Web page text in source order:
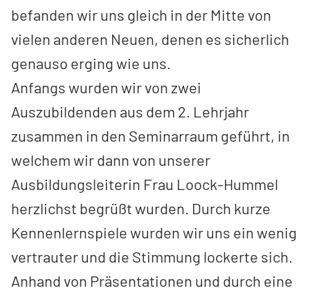
befanden wir uns gleich in der Mitte von
vielen anderen Neuen, denen es sicherlich
genauso erging wie uns.
Anfangs wurden wir von zwei
Auszubildenden aus dem 2. Lehrjahr
zusammen in den Seminarraum geführt, in
welchem wir dann von unserer
Ausbildungsleiterin Frau Loock-Hummel
herzlichst begrüßt wurden. Durch kurze
Kennenlernspiele wurden wir uns ein wenig
vertrauter und die Stimmung lockerte sich.
Anhand von Präsentationen und durch eine